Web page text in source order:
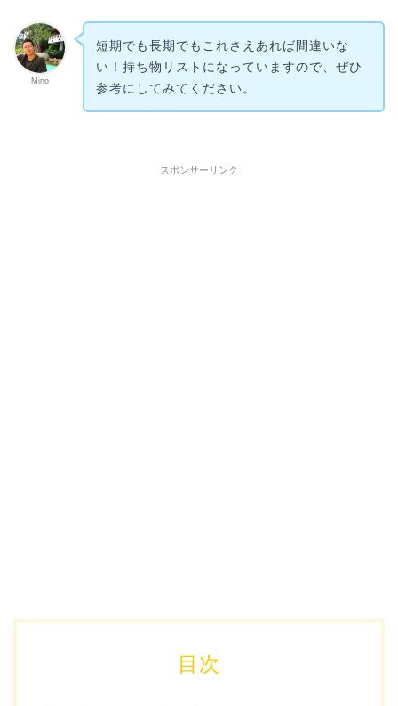
Mino
短期でも長期でもこれさえあれば間違いな
い！持ち物リストになっていますので、ぜひ
参考にしてみてください。
スポンサーリンク
目次